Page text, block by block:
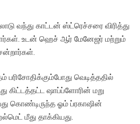
வந்து காட்டன் ஸ்ட்ரெச்சரை விரித்து
உடன் ஹெச் ஆர் மேனேஜர் மற்றும்
வெடித்ததில்
கிட்டத்தட்ட ஷாப்ப்ளோரின் மறு
கொண்டிருந்த ஓம் ப்ரகாஷின்
மீது தாக்கியது.